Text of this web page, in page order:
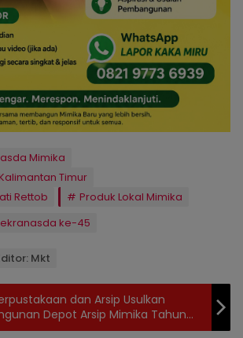
Mimika
Timur
Rettob
Produk Lokal Mimika
ke-45
Mkt
dan Arsip Usulkan
Depot Arsip Mimika Tahun